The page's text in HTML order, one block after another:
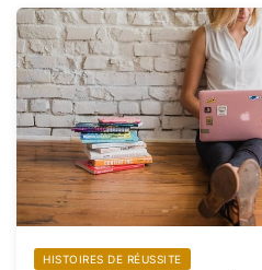
HISTOIRES DE RÉUSSITE